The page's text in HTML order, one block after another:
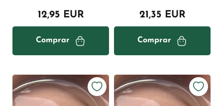
12,95 EUR
Comprar
21,35 EUR
Comprar